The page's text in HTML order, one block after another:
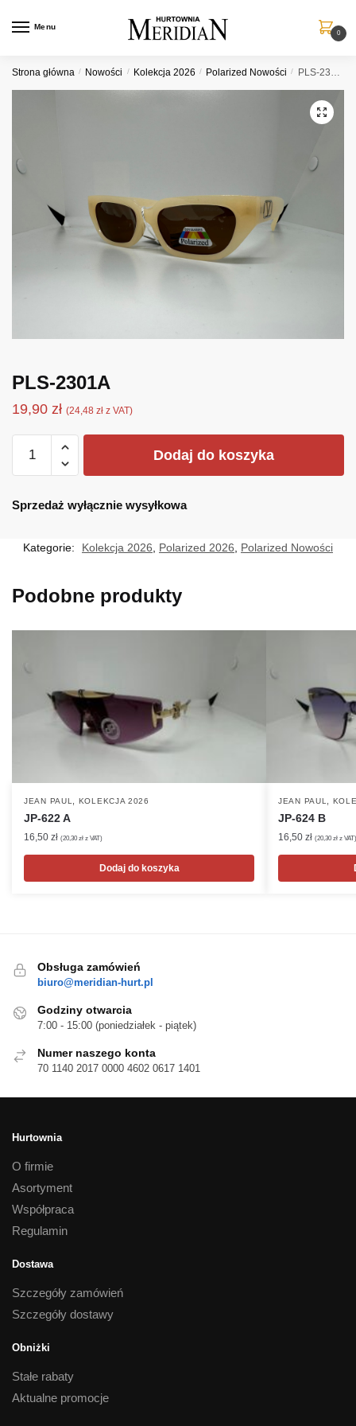
Menu
0
Strona główna / Nowości / Kolekcja 2026 / Polarized Nowości / PLS-2301A
PLS-2301A
19,90 zł (24,48 zł z VAT)
PLS-
Dodaj do koszyka
Sprzedaż wyłącznie wysyłkowa
Kategorie: Kolekcja 2026, Polarized 2026, Polarized Nowości
Podobne produkty
JEAN PAUL, KOLEKCJA 2026
JP-622 A
16,50 zł (20,30 zł z VAT)
Dodaj do koszyka
JEAN PAUL,
JP-624 B
16,50 zł (20,30 zł z VAT)
Obsługa zamówień
biuro@meridian-hurt.pl
Godziny otwarcia
7:00 - 15:00 (poniedziałek - piątek)
Numer naszego konta
70 1140 2017 0000 4602 0617 1401
Hurtownia
O firmie
Asortyment
Współpraca
Regulamin
Dostawa
Szczegóły zamówień
Szczegóły dostawy
Obniżki
Stałe rabaty
Aktualne promocje